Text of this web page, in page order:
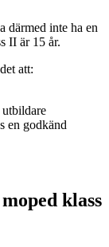
därmed inte ha en
II är 15 år.
att:
en godkänd
klass